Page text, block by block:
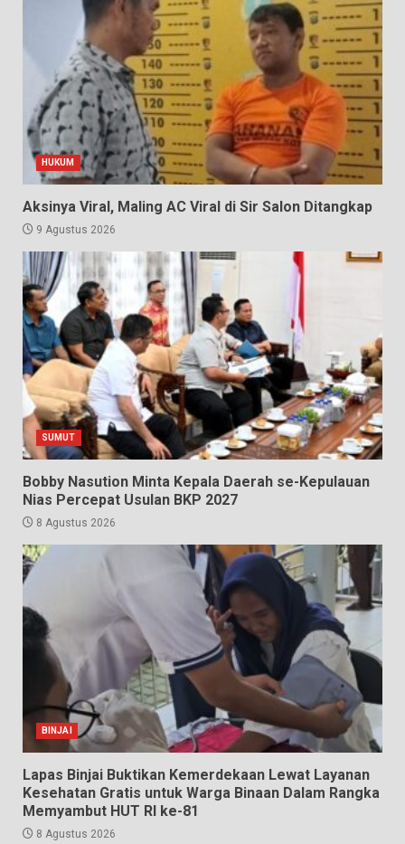
HUKUM
Aksinya Viral, Maling AC Viral di Sir Salon Ditangkap
9 Agustus 2026
SUMUT
Bobby Nasution Minta Kepala Daerah se-Kepulauan
Nias Percepat Usulan BKP 2027
8 Agustus 2026
BINJAI
Lapas Binjai Buktikan Kemerdekaan Lewat Layanan
Kesehatan Gratis untuk Warga Binaan Dalam Rangka
Memyambut HUT RI ke-81
8 Agustus 2026